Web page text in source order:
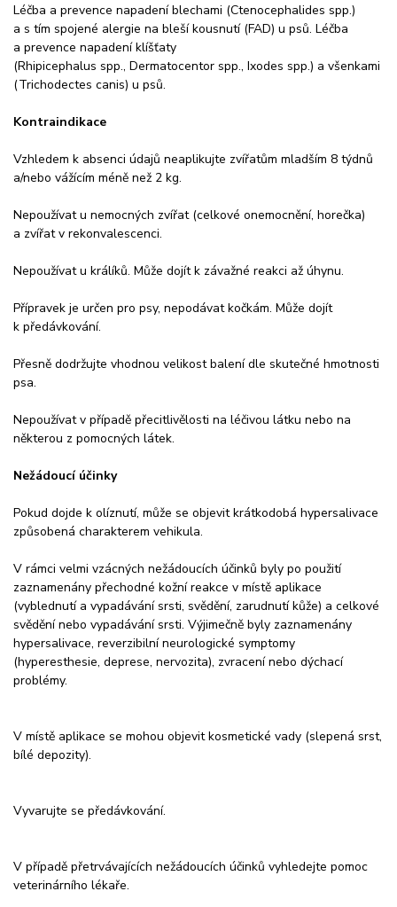
Léčba a prevence napadení blechami (Ctenocephalides spp.)
a s tím spojené alergie na bleší kousnutí (FAD) u psů. Léčba
a prevence napadení klíšťaty
(Rhipicephalus spp., Dermatocentor spp., Ixodes spp.) a všenkami
(Trichodectes canis) u psů.
Kontraindikace
Vzhledem k absenci údajů neaplikujte zvířatům mladším 8 týdnů
a/nebo vážícím méně než 2 kg.
Nepoužívat u nemocných zvířat (celkové onemocnění, horečka)
a zvířat v rekonvalescenci.
Nepoužívat u králíků. Může dojít k závažné reakci až úhynu.
Přípravek je určen pro psy, nepodávat kočkám. Může dojít
k předávkování.
Přesně dodržujte vhodnou velikost balení dle skutečné hmotnosti
psa.
Nepoužívat v případě přecitlivělosti na léčivou látku nebo na
některou z pomocných látek.
Nežádoucí účinky
Pokud dojde k olíznutí, může se objevit krátkodobá hypersalivace
způsobená charakterem vehikula.
V rámci velmi vzácných nežádoucích účinků byly po použití
zaznamenány přechodné kožní reakce v místě aplikace
(vyblednutí a vypadávání srsti, svědění, zarudnutí kůže) a celkové
svědění nebo vypadávání srsti. Výjimečně byly zaznamenány
hypersalivace, reverzibilní neurologické symptomy
(hyperesthesie, deprese, nervozita), zvracení nebo dýchací
problémy.
V místě aplikace se mohou objevit kosmetické vady (slepená srst,
bílé depozity).
Vyvarujte se předávkování.
V případě přetrvávajících nežádoucích účinků vyhledejte pomoc
veterinárního lékaře.